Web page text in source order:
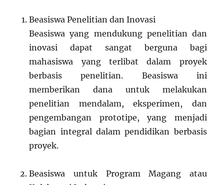
Beasiswa Penelitian dan Inovasi
Beasiswa yang mendukung penelitian dan
inovasi dapat sangat berguna bagi
mahasiswa yang terlibat dalam proyek
berbasis penelitian. Beasiswa ini
memberikan dana untuk melakukan
penelitian mendalam, eksperimen, dan
pengembangan prototipe, yang menjadi
bagian integral dalam pendidikan berbasis
proyek.
Beasiswa untuk Program Magang atau